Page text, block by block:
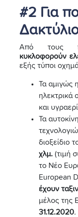
#2 Για
Από τους
κυκλοφορούν
εξής τύποι
Τα αμιγώς
ηλεκτρικά
και
Τα
διοξείδιο
χλμ. (τιμή
το Νέο
European
έχουν
μέλος της
31.12.2020.